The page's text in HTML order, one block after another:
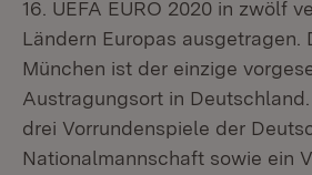
16. UEFA EURO 2020 in zwölf
Ländern Europas ausgetragen.
München ist der einzige
Austragungsort in
drei Vorrundenspiele der
Nationalmannschaft sowie ein